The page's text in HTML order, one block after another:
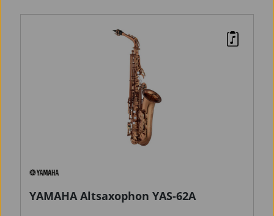
YAMAHA Altsaxophon YAS-62A